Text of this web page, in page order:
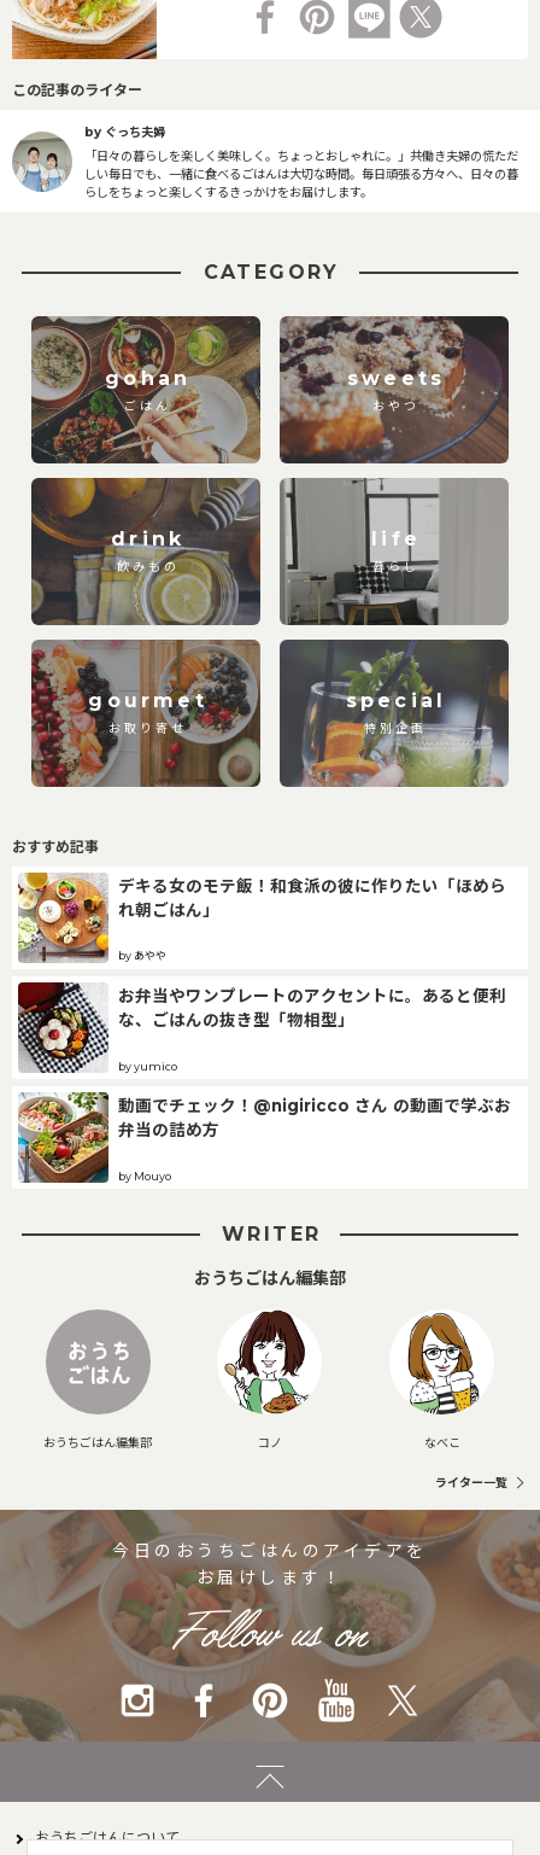
この記事のライター
by ぐっち夫婦
「日々の暮らしを楽しく美味しく。ちょっとおしゃれに。」共働き夫婦の慌ただ
しい毎日でも、一緒に食べるごはんは大切な時間。毎日頑張る方々へ、日々の暮
らしをちょっと楽しくするきっかけをお届けします。
CATEGORY
gohan
ごはん
sweets
おやつ
drink
飲みもの
life
暮らし
gourmet
お取り寄せ
special
特別企画
おすすめ記事
デキる女のモテ飯！和食派の彼に作りたい「ほめら
れ朝ごはん」
by あやや
お弁当やワンプレートのアクセントに。あると便利
な、ごはんの抜き型「物相型」
by yumico
動画でチェック！@nigiricco さん の動画で学ぶお
弁当の詰め方
by Mouyo
WRITER
おうちごはん編集部
おうちごはん編集部 コノ なべこ
ライター一覧
今日のおうちごはんのアイデアを
お届けします！
おうちごはんについて